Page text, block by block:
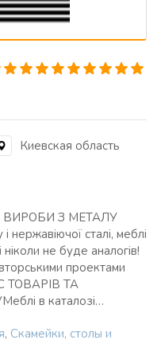
Киевская область
ВИРОБИ З МЕТАЛУ
сталі, меблі
не буде аналогів!
проектами
ТОВАРІВ ТА
в каталозі…
, Скамейки, столы и